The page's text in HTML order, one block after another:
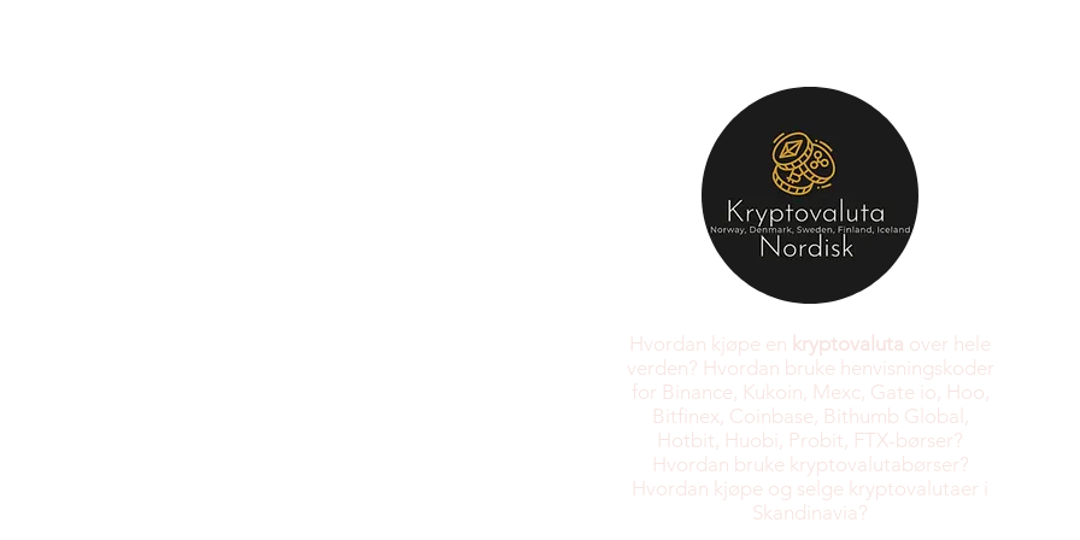
Hvordan kjøpe en kryptovaluta over hele
verden? Hvordan bruke henvisningskoder
for Binance, Kukoin, Mexc, Gate io, Hoo,
Bitfinex, Coinbase, Bithumb Global,
Hotbit, Huobi, Probit, FTX-børser?
Hvordan bruke kryptovalutabørser?
Hvordan kjøpe og selge kryptovalutaer i
Skandinavia?